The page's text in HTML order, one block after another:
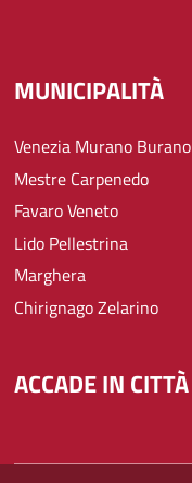
MUNICIPALITÀ
Venezia Murano Burano
Mestre Carpenedo
Favaro Veneto
Lido Pellestrina
Marghera
Chirignago Zelarino
ACCADE IN CITTÀ